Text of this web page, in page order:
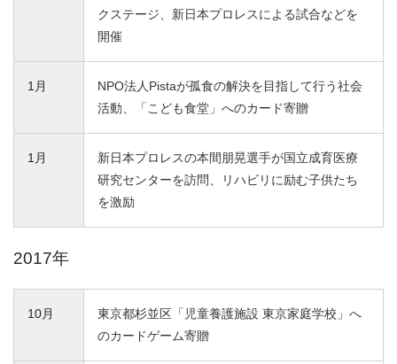
クステージ、新日本プロレスによる試合などを
開催
1月
NPO法人Pistaが孤食の解決を目指して行う社会
活動、「こども食堂」へのカード寄贈
1月
新日本プロレスの本間朋晃選手が国立成育医療
研究センターを訪問、リハビリに励む子供たち
を激励
2017年
10月
東京都杉並区「児童養護施設 東京家庭学校」へ
のカードゲーム寄贈